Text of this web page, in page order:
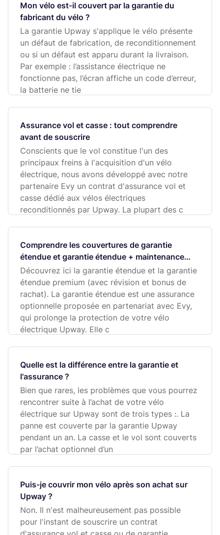
Mon vélo est-il couvert par la garantie du
fabricant du vélo ?
La garantie Upway s'applique le vélo présente
un défaut de fabrication, de reconditionnement
ou si un défaut est apparu durant la livraison.
Par exemple : l’assistance électrique ne
fonctionne pas, l’écran affiche un code d’erreur,
la batterie ne tie
Assurance vol et casse : tout comprendre
avant de souscrire
Conscients que le vol constitue l'un des
principaux freins à l'acquisition d'un vélo
électrique, nous avons développé avec notre
partenaire Evy un contrat d'assurance vol et
casse dédié aux vélos électriques
reconditionnés par Upway. La plupart des c
Comprendre les couvertures de garantie
étendue et garantie étendue + maintenance
avant de souscrire
Découvrez ici la garantie étendue et la garantie
étendue premium (avec révision et bonus de
rachat). La garantie étendue est une assurance
optionnelle proposée en partenariat avec Evy,
qui prolonge la protection de votre vélo
électrique Upway. Elle c
Quelle est la différence entre la garantie et
l'assurance ?
Bien que rares, les problèmes que vous pourrez
rencontrer suite à l’achat de votre vélo
électrique sur Upway sont de trois types :. La
panne est couverte par la garantie Upway
pendant un an. La casse et le vol sont couverts
par l’achat optionnel d’un
Puis-je couvrir mon vélo après son achat sur
Upway ?
Non. Il n'est malheureusement pas possible
pour l'instant de souscrire un contrat